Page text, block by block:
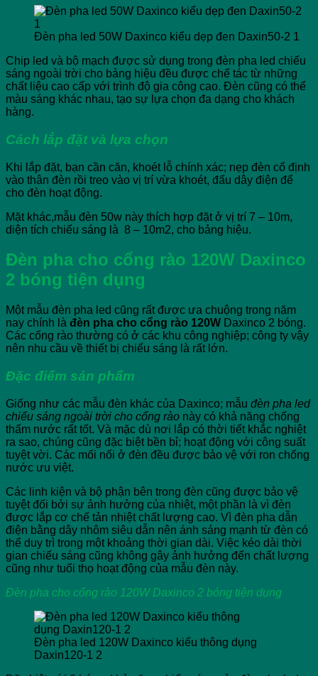
Đèn pha led 50W Daxinco kiểu dẹp đen Daxin50-2 1
Chip led và bộ mạch được sử dụng trong đèn pha led chiếu
sáng ngoài trời cho bảng hiệu đều được chế tác từ những
chất liệu cao cấp với trình độ gia công cao. Đèn cũng có thể
màu sáng khác nhau, tạo sự lựa chọn đa dạng cho khách
hàng.
Cách lắp đặt và lựa chọn
Khi lắp đặt, bạn cần căn, khoét lỗ chính xác; nẹp đèn cố định
vào thân đèn rồi treo vào vị trí vừa khoét, đấu dây điện để
cho đèn hoạt động.
Mặt khác,mẫu đèn 50w này thích hợp đặt ở vị trí 7 – 10m,
diện tích chiếu sáng là 8 – 10m2, cho bảng hiệu.
Đèn pha cho cổng rào 120W Daxinco
2 bóng tiện dụng
Một mẫu đèn pha led cũng rất được ưa chuộng trong năm
nay chính là đèn pha cho cổng rào 120W Daxinco 2 bóng.
Các cổng rào thường có ở các khu công nghiệp; công ty vậy
nên nhu cầu về thiết bị chiếu sáng là rất lớn.
Đặc điểm sản phẩm
Giống như các mẫu đèn khác của Daxinco; mẫu đèn pha led
chiếu sáng ngoài trời cho cổng rào này có khả năng chống
thấm nước rất tốt. Và mặc dù nơi lắp có thời tiết khắc nghiệt
ra sao, chúng cũng đặc biệt bền bỉ; hoạt động với công suất
tuyệt vời. Các mối nối ở đèn đều được bảo vệ với ron chống
nước ưu việt.
Các linh kiện và bộ phận bên trong đèn cũng được bảo vệ
tuyệt đối bởi sự ảnh hưởng của nhiệt, một phần là vì đèn
được lắp cơ chế tản nhiệt chất lượng cao. Vì đèn pha dẫn
điện bằng dây nhôm siêu dẫn nên ánh sáng mạnh từ đèn có
thể duy trì trong một khoảng thời gian dài. Việc kéo dài thời
gian chiếu sáng cũng không gây ảnh hưởng đến chất lượng
cũng như tuổi thọ hoạt động của mẫu đèn này.
Đèn pha cho cổng rào 120W Daxinco 2 bóng tiện dụng
Đèn pha led 120W Daxinco kiểu thông dụng
Daxin120-1 2